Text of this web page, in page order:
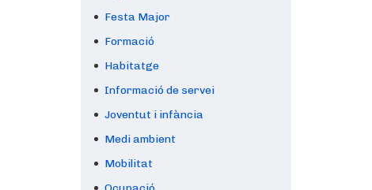
Festa Major
Formació
Habitatge
Informació de servei
Joventut i infància
Medi ambient
Mobilitat